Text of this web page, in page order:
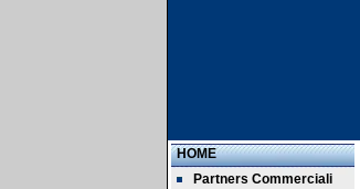
HOME
Partners Commerciali